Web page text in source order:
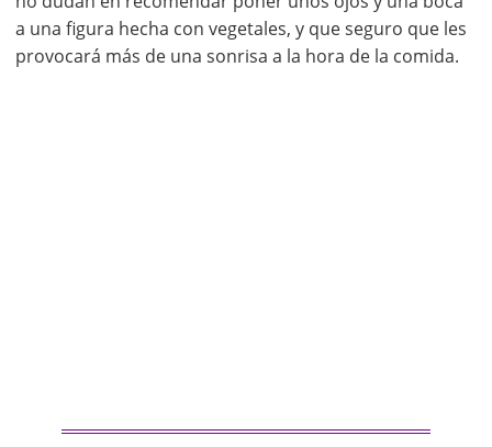
a una figura hecha con vegetales, y que seguro que les
provocará más de una sonrisa a la hora de la comida.